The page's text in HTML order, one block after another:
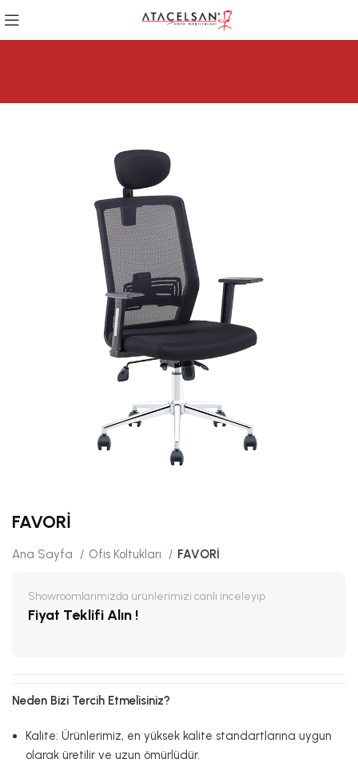
FAVORİ
Ana Sayfa Ofis Koltukları FAVORİ
Showroomlarımızda ürünlerimizi canlı inceleyip
Fiyat Teklifi Alın !
Neden Bizi Tercih Etmelisiniz?
Kalite: Ürünlerimiz, en yüksek kalite standartlarına uygun
olarak üretilir ve uzun ömürlüdür.